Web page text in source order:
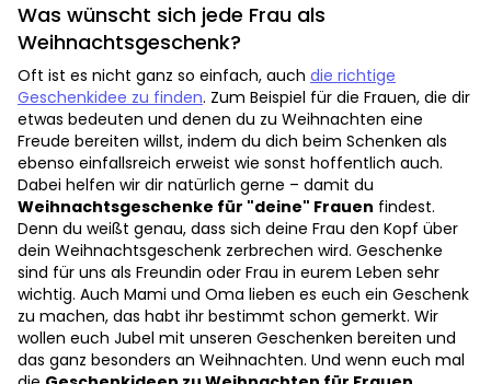
Was wünscht sich jede Frau als
Weihnachtsgeschenk?
Oft ist es nicht ganz so einfach, auch die richtige
Geschenkidee zu finden. Zum Beispiel für die Frauen, die dir
etwas bedeuten und denen du zu Weihnachten eine
Freude bereiten willst, indem du dich beim Schenken als
ebenso einfallsreich erweist wie sonst hoffentlich auch.
Dabei helfen wir dir natürlich gerne – damit du
Weihnachtsgeschenke für "deine" Frauen findest.
Denn du weißt genau, dass sich deine Frau den Kopf über
dein Weihnachtsgeschenk zerbrechen wird. Geschenke
sind für uns als Freundin oder Frau in eurem Leben sehr
wichtig. Auch Mami und Oma lieben es euch ein Geschenk
zu machen, das habt ihr bestimmt schon gemerkt. Wir
wollen euch Jubel mit unseren Geschenken bereiten und
das ganz besonders an Weihnachten. Und wenn euch mal